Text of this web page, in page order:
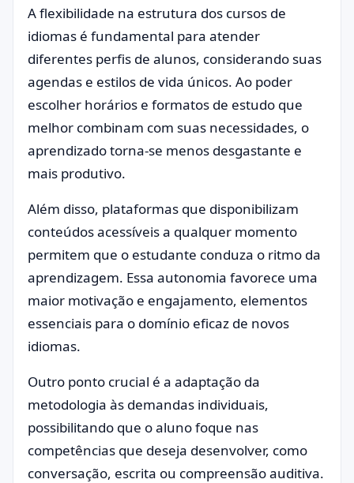
A flexibilidade na estrutura dos cursos de
idiomas é fundamental para atender
diferentes perfis de alunos, considerando suas
agendas e estilos de vida únicos. Ao poder
escolher horários e formatos de estudo que
melhor combinam com suas necessidades, o
aprendizado torna-se menos desgastante e
mais produtivo.
Além disso, plataformas que disponibilizam
conteúdos acessíveis a qualquer momento
permitem que o estudante conduza o ritmo da
aprendizagem. Essa autonomia favorece uma
maior motivação e engajamento, elementos
essenciais para o domínio eficaz de novos
idiomas.
Outro ponto crucial é a adaptação da
metodologia às demandas individuais,
possibilitando que o aluno foque nas
competências que deseja desenvolver, como
conversação, escrita ou compreensão auditiva.